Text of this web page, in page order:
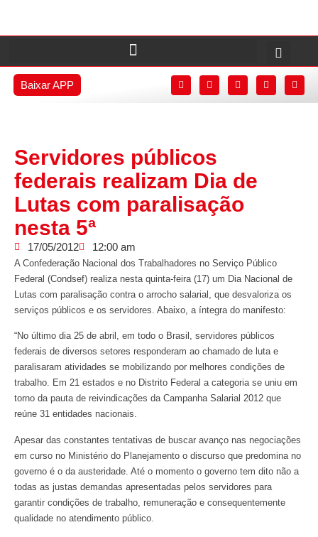
Baixar APP
Servidores públicos
federais realizam Dia de
Lutas com paralisação
nesta 5ª
17/05/2012 12:00 am
A Confederação Nacional dos Trabalhadores no Serviço Público
Federal (Condsef) realiza nesta quinta-feira (17) um Dia Nacional de
Lutas com paralisação contra o arrocho salarial, que desvaloriza os
serviços públicos e os servidores. Abaixo, a íntegra do manifesto:
“No último dia 25 de abril, em todo o Brasil, servidores públicos
federais de diversos setores responderam ao chamado de luta e
paralisaram atividades se mobilizando por melhores condições de
trabalho. Em 21 estados e no Distrito Federal a categoria se uniu em
torno da pauta de reivindicações da Campanha Salarial 2012 que
reúne 31 entidades nacionais.
Apesar das constantes tentativas de buscar avanço nas negociações
em curso no Ministério do Planejamento o discurso que predomina no
governo é o da austeridade. Até o momento o governo tem dito não a
todas as justas demandas apresentadas pelos servidores para
garantir condições de trabalho, remuneração e consequentemente
qualidade no atendimento público.